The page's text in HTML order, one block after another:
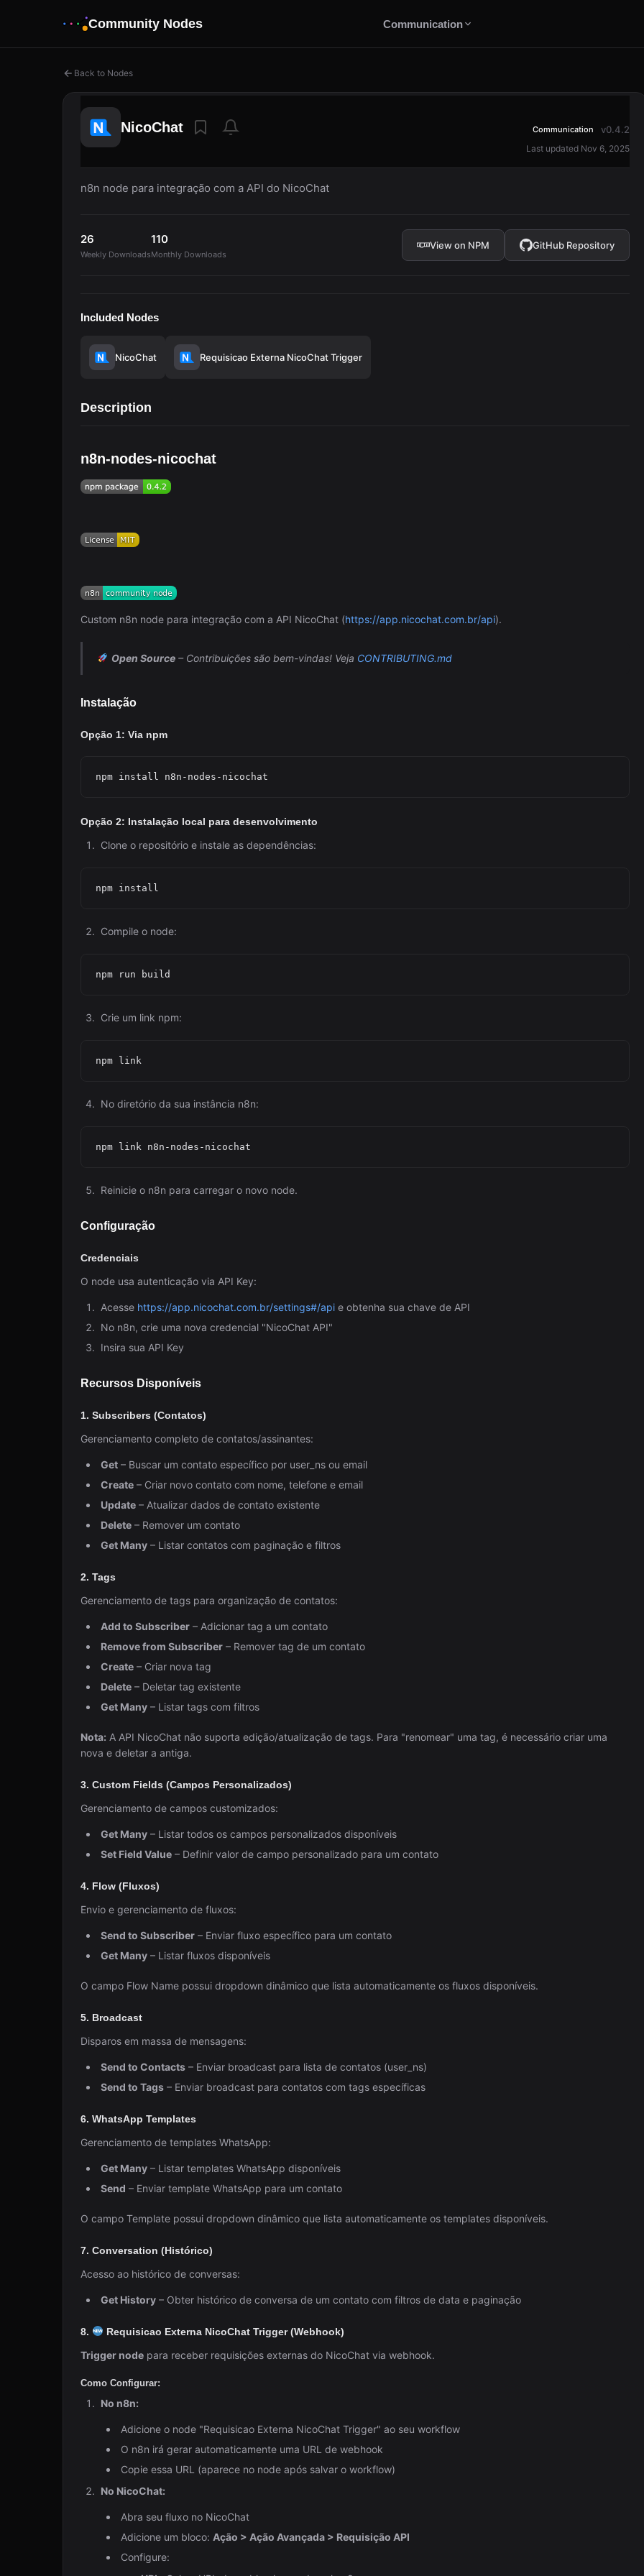
Community Nodes Communication
Back to Nodes
NicoChat Communication v0.4.2
Last updated Nov 6, 2025
n8n node para integração com a API do NicoChat
26
Weekly Downloads
110
Monthly Downloads
View on NPM GitHub Repository
Included Nodes
NicoChat Requisicao Externa NicoChat Trigger
Description
n8n-nodes-nicochat
Custom n8n node para integração com a API NicoChat (https://app.nicochat.com.br/api).
Open Source– Contribuições são bem-vindas! Veja CONTRIBUTING.md
Instalação
Opção 1: Via npm
Opção 2: Instalação local para desenvolvimento
Clone o repositório e instale as dependências:
Compile o node:
Crie um link npm:
No diretório da sua instância n8n:
Reinicie o n8n para carregar o novo node.
Configuração
Credenciais
O node usa autenticação via API Key:
Acesse https://app.nicochat.com.br/settings#/api e obtenha sua chave de API
No n8n, crie uma nova credencial "NicoChat API"
Insira sua API Key
Recursos Disponíveis
1. Subscribers (Contatos)
Gerenciamento completo de contatos/assinantes:
Get – Buscar um contato específico por user_ns ou email
Create – Criar novo contato com nome, telefone e email
Update – Atualizar dados de contato existente
Delete – Remover um contato
Get Many – Listar contatos com paginação e filtros
2. Tags
Gerenciamento de tags para organização de contatos:
Add to Subscriber – Adicionar tag a um contato
Remove from Subscriber – Remover tag de um contato
Create – Criar nova tag
Delete – Deletar tag existente
Get Many – Listar tags com filtros
Nota: A API NicoChat não suporta edição/atualização de tags. Para "renomear" uma tag, é necessário criar uma
nova e deletar a antiga.
3. Custom Fields (Campos Personalizados)
Gerenciamento de campos customizados:
Get Many – Listar todos os campos personalizados disponíveis
Set Field Value – Definir valor de campo personalizado para um contato
4. Flow (Fluxos)
Envio e gerenciamento de fluxos:
Send to Subscriber – Enviar fluxo específico para um contato
Get Many – Listar fluxos disponíveis
O campo Flow Name possui dropdown dinâmico que lista automaticamente os fluxos disponíveis.
5. Broadcast
Disparos em massa de mensagens:
Send to Contacts – Enviar broadcast para lista de contatos (user_ns)
Send to Tags – Enviar broadcast para contatos com tags específicas
6. WhatsApp Templates
Gerenciamento de templates WhatsApp:
Get Many – Listar templates WhatsApp disponíveis
Send – Enviar template WhatsApp para um contato
O campo Template possui dropdown dinâmico que lista automaticamente os templates disponíveis.
7. Conversation (Histórico)
Acesso ao histórico de conversas:
Get History – Obter histórico de conversa de um contato com filtros de data e paginação
8. Requisicao Externa NicoChat Trigger (Webhook)
Trigger node para receber requisições externas do NicoChat via webhook.
Como Configurar:
No n8n:
Adicione o node "Requisicao Externa NicoChat Trigger" ao seu workflow
O n8n irá gerar automaticamente uma URL de webhook
Copie essa URL (aparece no node após salvar o workflow)
No NicoChat:
Abra seu fluxo no NicoChat
Adicione um bloco: Ação > Ação Avançada > Requisição API
Configure: